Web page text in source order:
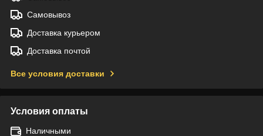
Самовывоз
Доставка курьером
Доставка почтой
Все условия доставки
Условия оплаты
Наличными